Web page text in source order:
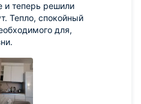
и теперь решили
Тепло, спокойный
для,